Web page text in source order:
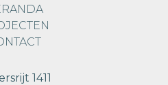
1411